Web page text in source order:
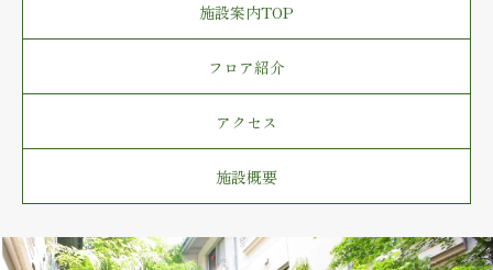
施設案内TOP
フロア紹介
アクセス
施設概要